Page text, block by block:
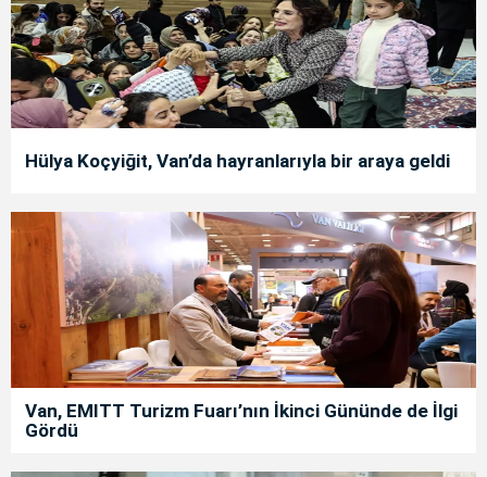
Hülya Koçyiğit, Van’da hayranlarıyla bir araya geldi
Van, EMITT Turizm Fuarı’nın İkinci Gününde de İlgi
Gördü